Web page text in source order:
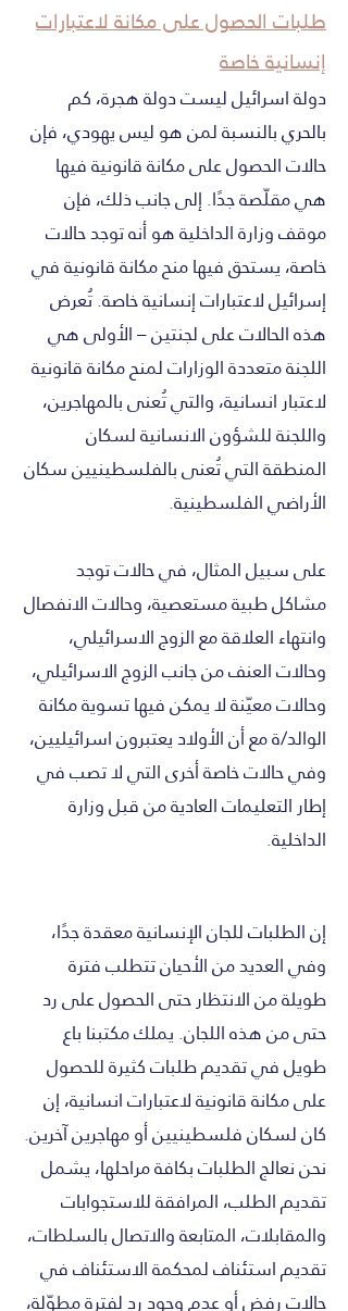
طلبات الحصول على مكانة لاعتبارات
إنسانية خاصة
دولة اسرائيل ليست دولة هجرة، كم
بالحري بالنسبة لمن هو ليس يهودي، فإن
حالات الحصول على مكانة قانونية فيها
هي مقلّصة جدًا. إلى جانب ذلك، فإن
موقف وزارة الداخلية هو أنه توجد حالات
خاصة، يستحق فيها منح مكانة قانونية في
إسرائيل لاعتبارات إنسانية خاصة. تُعرض
هذه الحالات على لجنتين – الأولى هي
اللجنة متعددة الوزارات لمنح مكانة قانونية
لاعتبار انسانية، والتي تُعنى بالمهاجرين،
واللجنة للشؤون الانسانية لسكان
المنطقة التي تُعنى بالفلسطينيين سكان
الأراضي الفلسطينية.
على سبيل المثال، في حالات توجد
مشاكل طبية مستعصية، وحالات الانفصال
وانتهاء العلاقة مع الزوج الاسرائيلي،
وحالات العنف من جانب الزوج الاسرائيلي،
وحالات معيّنة لا يمكن فيها تسوية مكانة
الوالد/ة مع أن الأولاد يعتبرون اسرائيليين،
وفي حالات خاصة أخرى التي لا تصب في
إطار التعليمات العادية من قبل وزارة
الداخلية.
إن الطلبات للجان الإنسانية معقدة جدًا،
وفي العديد من الأحيان تتطلب فترة
طويلة من الانتظار حتى الحصول على رد
حتى من هذه اللجان. يملك مكتبنا باع
طويل في تقديم طلبات كثيرة للحصول
على مكانة قانونية لاعتبارات انسانية، إن
كان لسكان فلسطينيين أو مهاجرين آخرين.
نحن نعالج الطلبات بكافة مراحلها، يشمل
تقديم الطلب، المرافقة للاستجوابات
والمقابلات، المتابعة والاتصال بالسلطات،
تقديم استئناف لمحكمة الاستئناف في
حالات رفض أو عدم وجود رد لفترة مطوّلة،